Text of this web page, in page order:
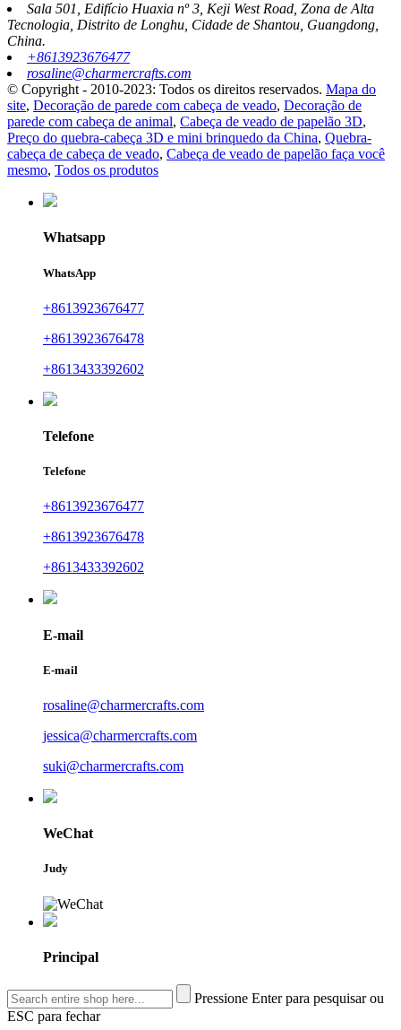
Sala 501, Edifício Huaxia nº 3, Keji West Road, Zona de Alta
Tecnologia, Distrito de Longhu, Cidade de Shantou, Guangdong,
China.
+8613923676477
rosaline@charmercrafts.com
© Copyright - 2010-2023: Todos os direitos reservados. Mapa do
site, Decoração de parede com cabeça de veado, Decoração de
parede com cabeça de animal, Cabeça de veado de papelão 3D,
Preço do quebra-cabeça 3D e mini brinquedo da China, Quebra-
cabeça de cabeça de veado, Cabeça de veado de papelão faça você
mesmo, Todos os produtos
Whatsapp
WhatsApp
+8613923676477
+8613923676478
+8613433392602
Telefone
Telefone
+8613923676477
+8613923676478
+8613433392602
E-mail
E-mail
rosaline@charmercrafts.com
jessica@charmercrafts.com
suki@charmercrafts.com
WeChat
Judy
Principal
Pressione Enter para pesquisar ou
ESC para fechar